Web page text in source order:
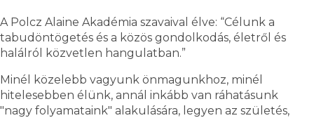
A Polcz Alaine Akadémia szavaival élve: “Célunk a
tabudöntögetés és a közös gondolkodás, életről és
halálról közvetlen hangulatban.”
Minél közelebb vagyunk önmagunkhoz, minél
hitelesebben élünk, annál inkább van ráhatásunk
"nagy folyamataink" alakulására, legyen az születés,